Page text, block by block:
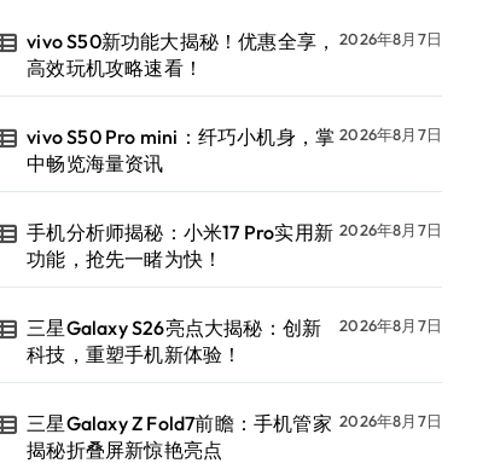
vivo S50新功能大揭秘！优惠全享，
高效玩机攻略速看！
2026年8月7日
vivo S50 Pro mini：纤巧小机身，掌
中畅览海量资讯
2026年8月7日
手机分析师揭秘：小米17 Pro实用新
功能，抢先一睹为快！
2026年8月7日
三星Galaxy S26亮点大揭秘：创新
科技，重塑手机新体验！
2026年8月7日
三星Galaxy Z Fold7前瞻：手机管家
揭秘折叠屏新惊艳亮点
2026年8月7日